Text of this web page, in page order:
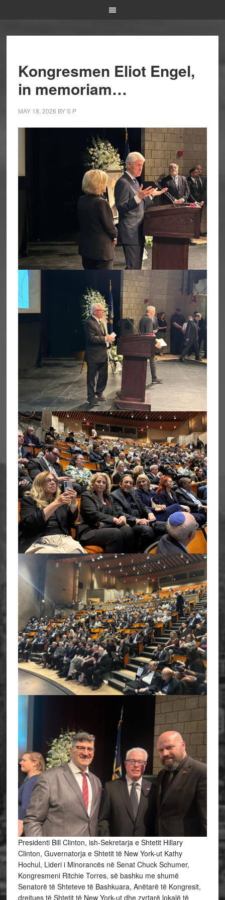
Kongresmen Eliot Engel,
in memoriam…
MAY 18, 2026 BYS P
Presidenti Bill Clinton, ish-Sekretarja e Shtetit Hillary
Clinton, Guvernatorja e Shtetit të New York-ut Kathy
Hochul, Lideri i Minorancës në Senat Chuck Schumer,
Kongresmeni Ritchie Torres, së bashku me shumë
Senatorë të Shteteve të Bashkuara, Anëtarë të Kongresit,
drejtues të Shtetit të New York-ut dhe zyrtarë lokalë të